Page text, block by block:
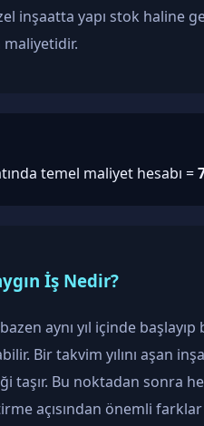
inşaatta yapı stok
temel maliyet hesabı =
İş Nedir?
aynı yıl içinde
Bir takvim yılını aşan
taşır. Bu noktadan sonra
açısından önemli